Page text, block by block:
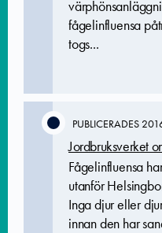
fågelinfluensa
togs...
PUBLICERADES
Jordbruksverket
Fågelinfluensa
utanför
Inga djur eller
innan den har